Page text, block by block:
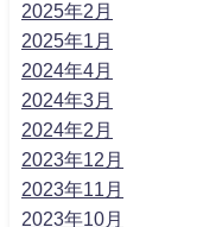
2025年2月
2025年1月
2024年4月
2024年3月
2024年2月
2023年12月
2023年11月
2023年10月